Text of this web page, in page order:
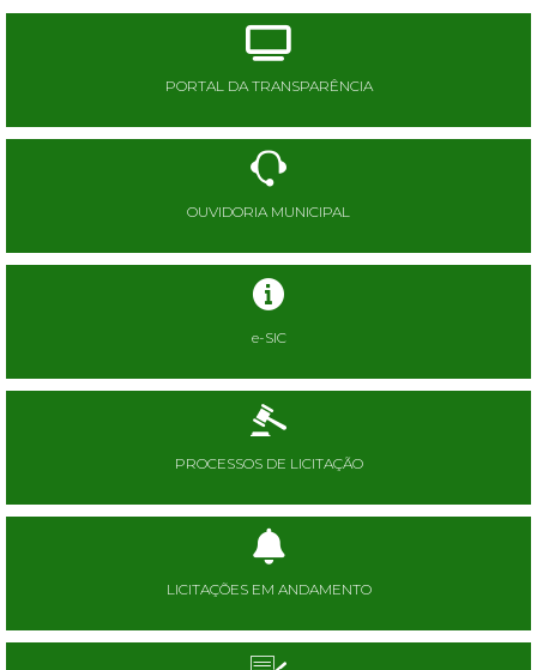
PORTAL DA TRANSPARÊNCIA
OUVIDORIA MUNICIPAL
e-SIC
PROCESSOS DE LICITAÇÃO
LICITAÇÕES EM ANDAMENTO